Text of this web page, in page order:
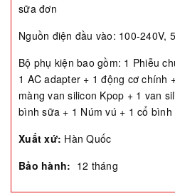
sữa đơn
Nguồn điện đầu vào: 100-240V,
Bộ phụ kiện bao gồm: 1 Phiễu
1 AC adapter + 1 động cơ chính
màng van silicon Kpop + 1 van
bình sữa + 1 Núm vú + 1 cổ
Xuất xứ: Hàn Quốc
Bảo hành: 12 tháng